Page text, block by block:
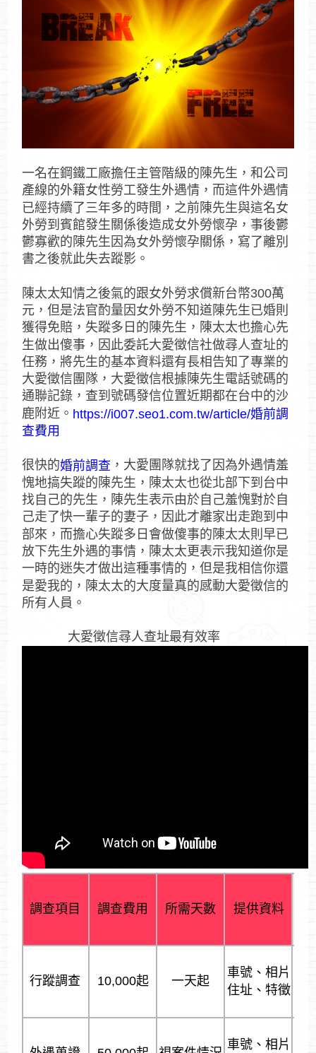
一名在鋼鐵工廠擔任主管階級的陳先生，和公司
產線的外籍女性勞工發生外遇情，而這件外遇情
已經持續了三年多的時間，之前陳先生與這名女
外勞到賓館發生關係後造成女外勞懷孕，事後鬱
鬱寡歡的陳先生因為女外勞懷孕關係，寫了離別
書之後就此失去蹤影。
陳太太知情之後氣的跟女外勞求償新台幣300萬
元，但是法官酌量因女外勞不知道陳先生已婚則
獲得免賠，失蹤多日的陳先生，陳太太也擔心先
生做出傻事，因此委託大愛徵信社做尋人查址的
任務，將先生的基本資料還有長相告知了專業的
大愛徵信團隊，大愛徵信根據陳先生電話號碼的
通聯記錄，查到號碼發信位置近期都在台中的沙
鹿附近。 https://i007.seo1.com.tw/article/婚前調
查費用
很快的婚前調查 ，大愛團隊就找了因為外遇情羞
愧地搞失蹤的陳先生，陳太太也從北部下到台中
找自己的先生，陳先生表示由於自己羞愧對於自
己走了快一輩子的妻子，因此才離家出走跑到中
部來，而擔心失蹤多日會做傻事的陳太太則早已
放下先生外遇的事情，陳太太更表示我知道你是
一時的迷失才做出這種事情的，但是我相信你還
是愛我的，陳太太的大度量真的感動大愛徵信的
所有人員。
大愛徵信尋人查址最有效率
調查項目 調查費用 所需天數 提供資料
行蹤調查 10,000起 一天起
車號、相片
住址、特徵
車號、相片